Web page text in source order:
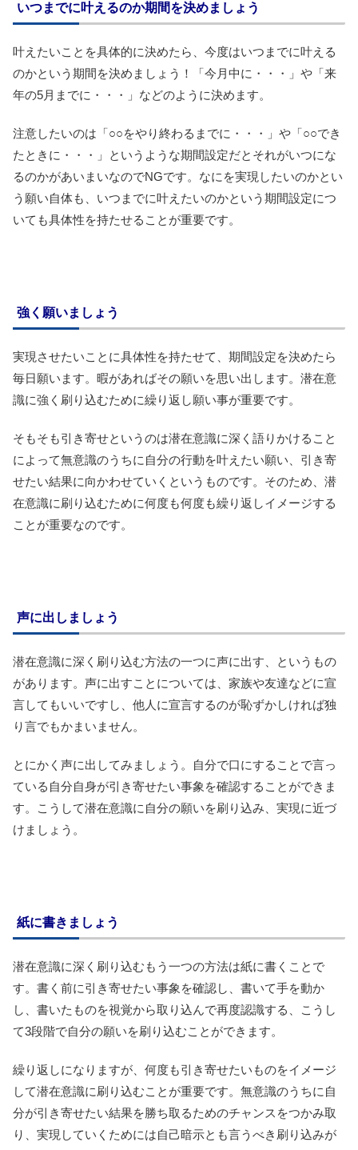
いつまでに叶えるのか期間を決めましょう
叶えたいことを具体的に決めたら、今度はいつまでに叶える
のかという期間を決めましょう！「今月中に・・・」や「来
年の5月までに・・・」などのように決めます。
注意したいのは「○○をやり終わるまでに・・・」や「○○でき
たときに・・・」というような期間設定だとそれがいつにな
るのかがあいまいなのでNGです。なにを実現したいのかとい
う願い自体も、いつまでに叶えたいのかという期間設定につ
いても具体性を持たせることが重要です。
強く願いましょう
実現させたいことに具体性を持たせて、期間設定を決めたら
毎日願います。暇があればその願いを思い出します。潜在意
識に強く刷り込むために繰り返し願い事が重要です。
そもそも引き寄せというのは潜在意識に深く語りかけること
によって無意識のうちに自分の行動を叶えたい願い、引き寄
せたい結果に向かわせていくというものです。そのため、潜
在意識に刷り込むために何度も何度も繰り返しイメージする
ことが重要なのです。
声に出しましょう
潜在意識に深く刷り込む方法の一つに声に出す、というもの
があります。声に出すことについては、家族や友達などに宣
言してもいいですし、他人に宣言するのが恥ずかしければ独
り言でもかまいません。
とにかく声に出してみましょう。自分で口にすることで言っ
ている自分自身が引き寄せたい事象を確認することができま
す。こうして潜在意識に自分の願いを刷り込み、実現に近づ
けましょう。
紙に書きましょう
潜在意識に深く刷り込むもう一つの方法は紙に書くことで
す。書く前に引き寄せたい事象を確認し、書いて手を動か
し、書いたものを視覚から取り込んで再度認識する、こうし
て3段階で自分の願いを刷り込むことができます。
繰り返しになりますが、何度も引き寄せたいものをイメージ
して潜在意識に刷り込むことが重要です。無意識のうちに自
分が引き寄せたい結果を勝ち取るためのチャンスをつかみ取
り、実現していくためには自己暗示とも言うべき刷り込みが